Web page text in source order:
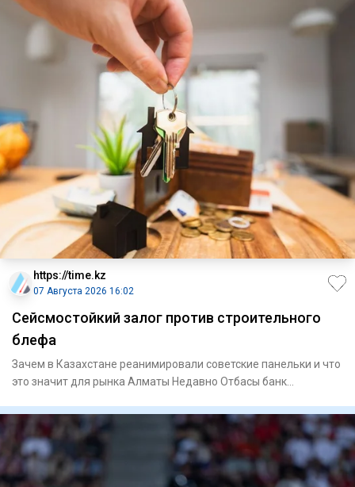
https://time.kz
07 Августа 2026 16:02
Сейсмостойкий залог против строительного
блефа
Зачем в Казахстане реанимировали советские панельки и что
это значит для рынка Алматы Недавно Отбасы банк